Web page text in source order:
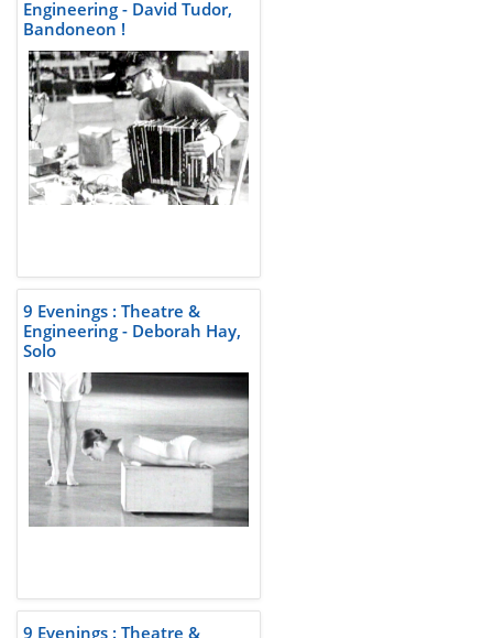
Engineering - David Tudor,
Bandoneon !
9 Evenings : Theatre &
Engineering - Deborah Hay,
Solo
9 Evenings : Theatre &